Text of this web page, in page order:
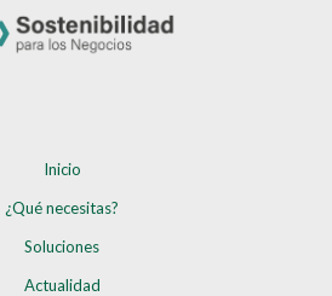
Inicio
¿Qué necesitas?
Soluciones
Actualidad